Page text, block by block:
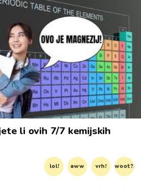
li ovih 7/7 kemijskih
lol! aww vrh! woot?!